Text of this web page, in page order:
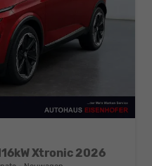
Xtronic 2026